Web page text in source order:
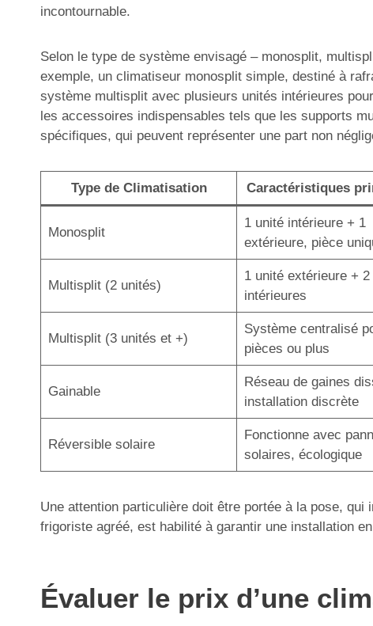
incontournable.
Selon le type de système envisagé – monosplit,
exemple, un climatiseur monosplit simple, destiné à
système multisplit avec plusieurs unités intérieures
les accessoires indispensables tels que les supports
spécifiques, qui peuvent représenter une part non
Type de Climatisation Caractéristiques
Monosplit
1 unité intérieure + 1
extérieure, pièce
Multisplit (2 unités)
1 unité extérieure + 2
intérieures
Multisplit (3 unités et +)
Système centralisé
pièces ou plus
Gainable
Réseau de gaines
installation discrète
Réversible solaire
Fonctionne avec
solaires, écologique
Une attention particulière doit être portée à la pose,
frigoriste agréé, est habilité à garantir une installation
Évaluer le prix d’une